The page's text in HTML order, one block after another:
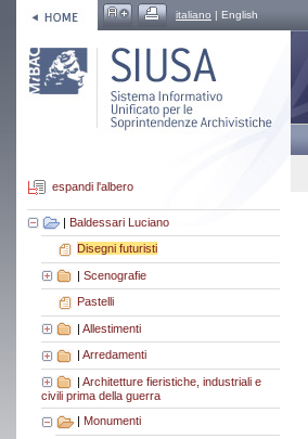
italiano | English
espandi l'albero
| Baldessari Luciano
Disegni futuristi
| Scenografie
Pastelli
| Allestimenti
Arredamenti
| Architetture fieristiche, industriali e
civili prima della guerra
Monumenti